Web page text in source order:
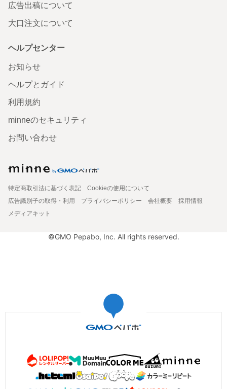
広告出稿について
大口注文について
ヘルプセンター
お知らせ
ヘルプとガイド
利用規約
minneのセキュリティ
お問い合わせ
特定商取引法に基づく表記
Cookieの使用について
広告識別子の取得・利用
プライバシーポリシー 会社概要
採用情報
メディアキット
©GMO Pepabo, Inc. All rights reserved.